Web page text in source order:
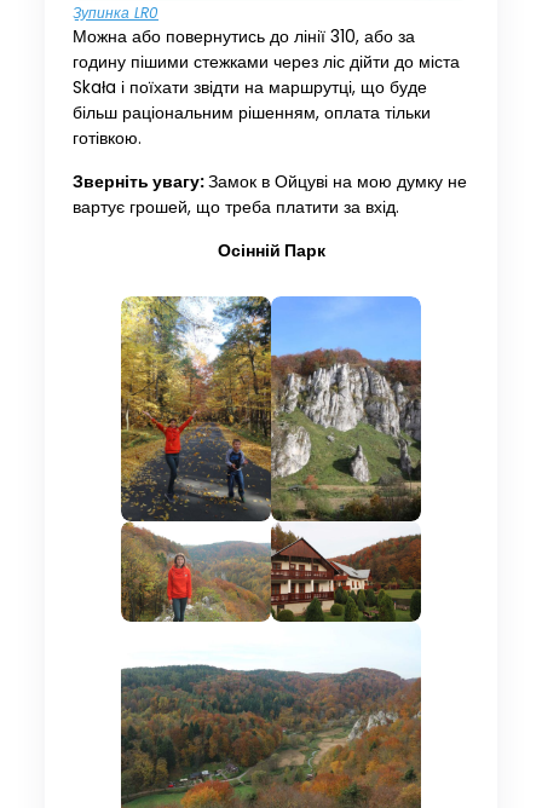
Зупинка LR0
Можна або повернутись до лінії 310, або за
годину пішими стежками через ліс дійти до міста
Skała і поїхати звідти на маршрутці, що буде
більш раціональним рішенням, оплата тільки
готівкою.
Зверніть увагу:Замок в Ойцуві на мою думку не
вартує грошей, що треба платити за вхід.
Осінній Парк